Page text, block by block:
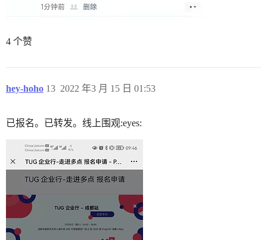
4 个赞
hey-hoho 2022 年3 月 15 日 01:53
13
已报名。已转发。线上围观:eyes: